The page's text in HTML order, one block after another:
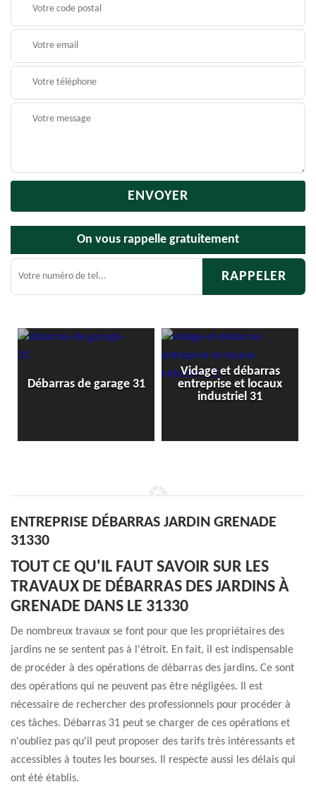
On vous rappelle gratuitement
de garage 31
Vidage et débarras
entreprise et locaux
Débarras de
ENTREPRISE DÉBARRAS JARDIN GRENADE
31330
TOUT CE QU'IL FAUT SAVOIR SUR LES
TRAVAUX DE DÉBARRAS DES JARDINS À
GRENADE DANS LE 31330
De nombreux travaux se font pour que les propriétaires des
jardins ne se sentent pas à l'étroit. En fait, il est indispensable
de procéder à des opérations de débarras des jardins. Ce sont
des opérations qui ne peuvent pas être négligées. Il est
nécessaire de rechercher des professionnels pour procéder à
ces tâches. Débarras 31 peut se charger de ces opérations et
n'oubliez pas qu'il peut proposer des tarifs très intéressants et
accessibles à toutes les bourses. Il respecte aussi les délais qui
ont été établis.